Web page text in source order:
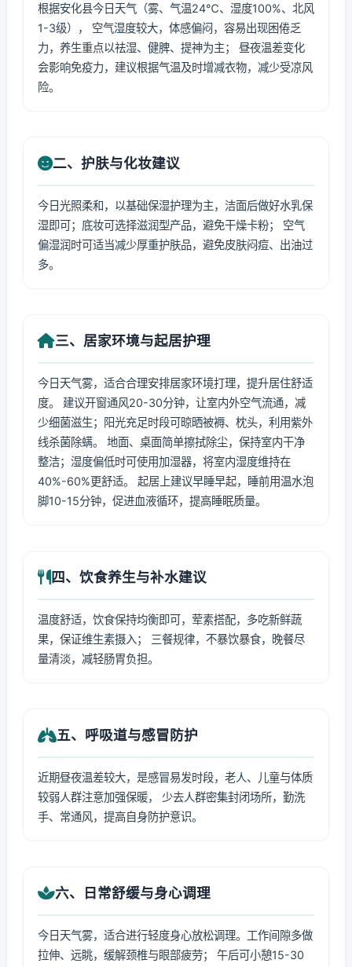
根据安化县今日天气（雾、气温24℃、湿度100%、北风
1-3级）， 空气湿度较大，体感偏闷，容易出现困倦乏
力，养生重点以祛湿、健脾、提神为主； 昼夜温差变化
会影响免疫力，建议根据气温及时增减衣物，减少受凉风
险。
二、护肤与化妆建议
今日光照柔和，以基础保湿护理为主，洁面后做好水乳保
湿即可；底妆可选择滋润型产品，避免干燥卡粉； 空气
偏湿润时可适当减少厚重护肤品，避免皮肤闷痘、出油过
多。
三、居家环境与起居护理
今日天气雾，适合合理安排居家环境打理，提升居住舒适
度。 建议开窗通风20-30分钟，让室内外空气流通，减
少细菌滋生；阳光充足时段可晾晒被褥、枕头，利用紫外
线杀菌除螨。 地面、桌面简单擦拭除尘，保持室内干净
整洁；湿度偏低时可使用加湿器，将室内湿度维持在
40%-60%更舒适。 起居上建议早睡早起，睡前用温水泡
脚10-15分钟，促进血液循环，提高睡眠质量。
四、饮食养生与补水建议
温度舒适，饮食保持均衡即可，荤素搭配，多吃新鲜蔬
果，保证维生素摄入； 三餐规律，不暴饮暴食，晚餐尽
量清淡，减轻肠胃负担。
五、呼吸道与感冒防护
近期昼夜温差较大，是感冒易发时段，老人、儿童与体质
较弱人群注意加强保暖， 少去人群密集封闭场所，勤洗
手、常通风，提高自身防护意识。
六、日常舒缓与身心调理
今日天气雾，适合进行轻度身心放松调理。工作间隙多做
拉伸、远眺，缓解颈椎与眼部疲劳； 午后可小憩15-30